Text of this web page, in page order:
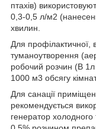
птахів)
0,3-0,5 л/м2
хвилин.
Для профілактичної,
туманоутворення
робочий розчин (В
1000 м3 обсягу
Для санації
рекомендується
генератор